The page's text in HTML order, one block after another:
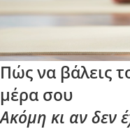
Πώς να βάλεις
μέρα σου
Ακόμη κι αν δεν